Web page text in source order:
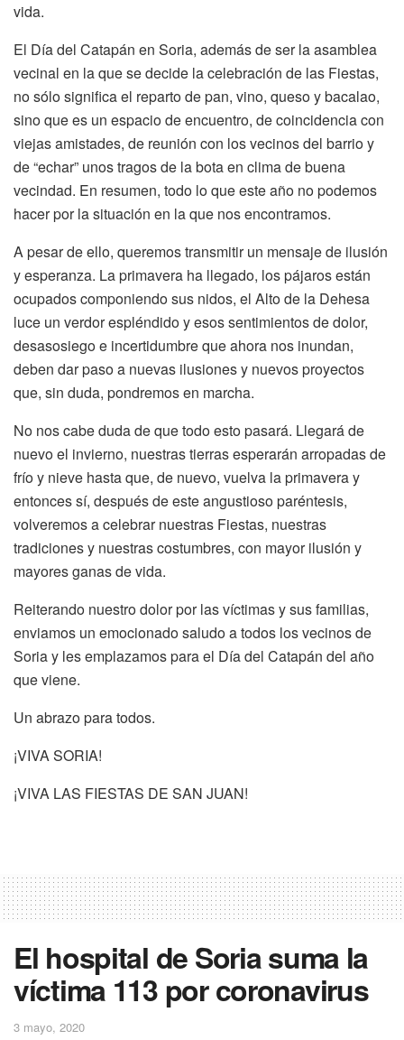
vida.
El Día del Catapán en Soria, además de ser la asamblea
vecinal en la que se decide la celebración de las Fiestas,
no sólo significa el reparto de pan, vino, queso y bacalao,
sino que es un espacio de encuentro, de coincidencia con
viejas amistades, de reunión con los vecinos del barrio y
de “echar” unos tragos de la bota en clima de buena
vecindad. En resumen, todo lo que este año no podemos
hacer por la situación en la que nos encontramos.
A pesar de ello, queremos transmitir un mensaje de ilusión
y esperanza. La primavera ha llegado, los pájaros están
ocupados componiendo sus nidos, el Alto de la Dehesa
luce un verdor espléndido y esos sentimientos de dolor,
desasosiego e incertidumbre que ahora nos inundan,
deben dar paso a nuevas ilusiones y nuevos proyectos
que, sin duda, pondremos en marcha.
No nos cabe duda de que todo esto pasará. Llegará de
nuevo el invierno, nuestras tierras esperarán arropadas de
frío y nieve hasta que, de nuevo, vuelva la primavera y
entonces sí, después de este angustioso paréntesis,
volveremos a celebrar nuestras Fiestas, nuestras
tradiciones y nuestras costumbres, con mayor ilusión y
mayores ganas de vida.
Reiterando nuestro dolor por las víctimas y sus familias,
enviamos un emocionado saludo a todos los vecinos de
Soria y les emplazamos para el Día del Catapán del año
que viene.
Un abrazo para todos.
¡VIVA SORIA!
¡VIVA LAS FIESTAS DE SAN JUAN!
El hospital de Soria suma la
víctima 113 por coronavirus
3 mayo, 2020